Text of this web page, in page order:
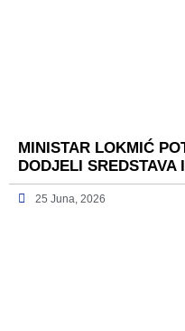
MINISTAR LOKMIĆ
DODJELI
25 Juna, 2026